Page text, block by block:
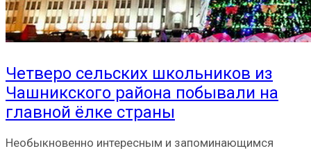
Четверо сельских школьников из
Чашникского района побывали на
главной ёлке страны
Необыкновенно интересным и запоминающимся